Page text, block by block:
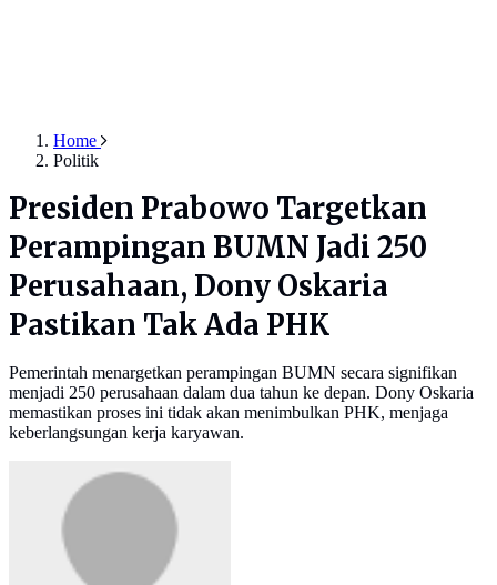
Home
Politik
Presiden Prabowo Targetkan
Perampingan BUMN Jadi 250
Perusahaan, Dony Oskaria
Pastikan Tak Ada PHK
Pemerintah menargetkan perampingan BUMN secara signifikan
menjadi 250 perusahaan dalam dua tahun ke depan. Dony Oskaria
memastikan proses ini tidak akan menimbulkan PHK, menjaga
keberlangsungan kerja karyawan.